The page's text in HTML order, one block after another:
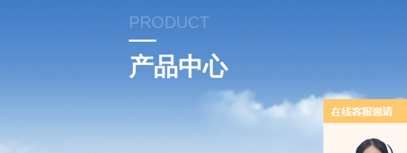
PRODUCT
产品中心